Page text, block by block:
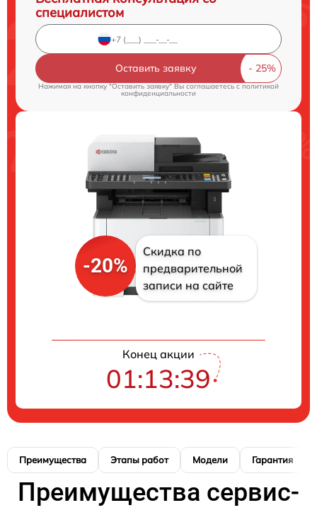
специалистом
Оставить заявку
Нажимая на кнопку "Оставить заявку" Вы соглашаетесь c политикой
конфиденциальности
-20%
Скидка по
предварительной
записи на сайте
Конец акции
01:13:39
Преимущества Этапы работ Модели Гарантия
Преимущества сервис-